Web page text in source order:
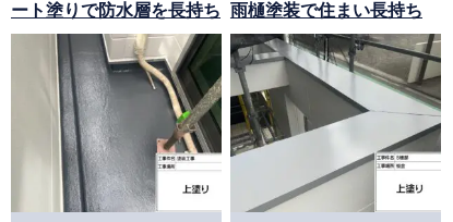
ート塗りで防水層を長持ち 雨樋塗装で住まい長持ち